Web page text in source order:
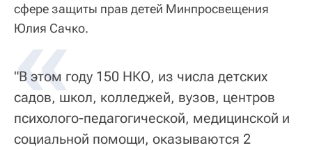
сфере защиты прав детей Минпросвещения
Юлия Сачко.
«
"В этом году 150 НКО, из числа детских
садов, школ, колледжей, вузов, центров
психолого-педагогической, медицинской и
социальной помощи, оказываются 2